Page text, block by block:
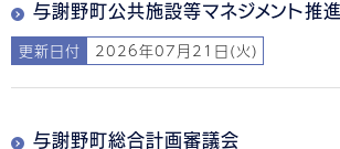
与謝野町公共施設等マネジメント推
更新日付 2026年07月21日(火)
与謝野町総合計画審議会